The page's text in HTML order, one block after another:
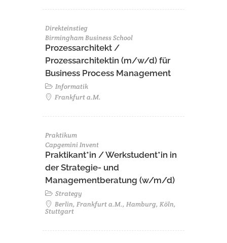
Direkteinstieg
Birmingham Business School
Prozessarchitekt /
Prozessarchitektin (m/w/d) für
Business Process Management
Informatik
Frankfurt a.M.
Praktikum
Capgemini Invent
Praktikant*in / Werkstudent*in in
der Strategie- und
Managementberatung (w/m/d)
Strategy
Berlin, Frankfurt a.M., Hamburg, Köln,
Stuttgart